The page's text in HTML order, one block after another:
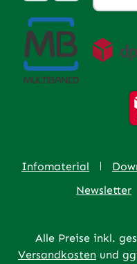
Infomaterial
Newsletter
Alle Preise inkl.
Versandkosten und